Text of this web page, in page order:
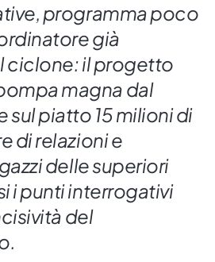
programma poco
già
ciclone: il progetto
magna dal
sul piatto 15 milioni di
di relazioni e
delle superiori
i punti interrogativi
del